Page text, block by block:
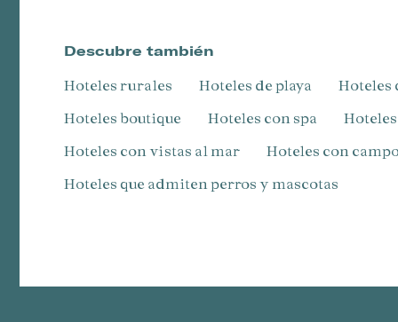
Descubre también
Hoteles rurales Hoteles de playa
Hoteles boutique
Hoteles con spa
Hoteles con vistas al mar
Hoteles con
hoteles que admiten perros y mascotas